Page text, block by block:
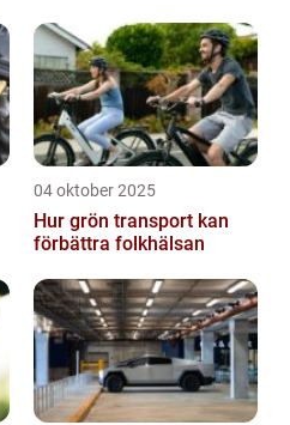
04 oktober 2025
Hur grön transport kan
förbättra folkhälsan